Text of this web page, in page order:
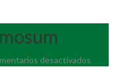
desactivados